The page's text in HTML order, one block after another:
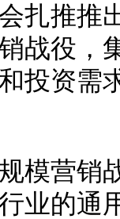
扎推推
战役，
投资需
模营销
业的通